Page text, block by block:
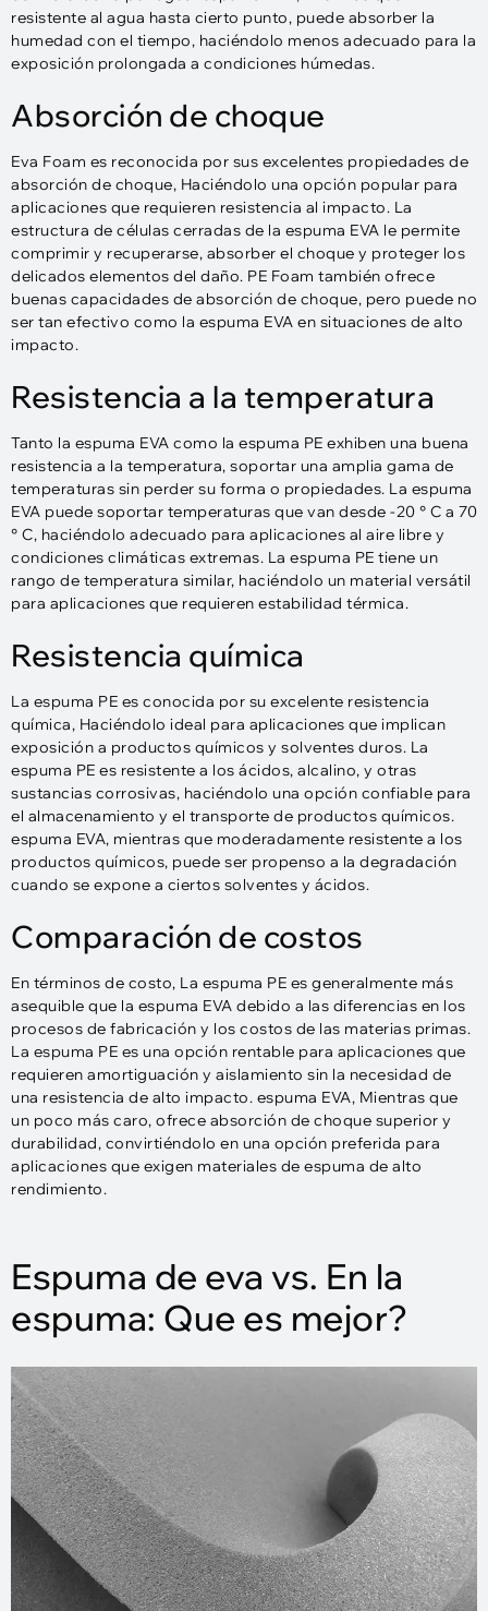
resistente al agua hasta cierto punto, puede absorber la
humedad con el tiempo, haciéndolo menos adecuado para la
exposición prolongada a condiciones húmedas.
Absorción de choque
Eva Foam es reconocida por sus excelentes propiedades de
absorción de choque, Haciéndolo una opción popular para
aplicaciones que requieren resistencia al impacto. La
estructura de células cerradas de la espuma EVA le permite
comprimir y recuperarse, absorber el choque y proteger los
delicados elementos del daño. PE Foam también ofrece
buenas capacidades de absorción de choque, pero puede no
ser tan efectivo como la espuma EVA en situaciones de alto
impacto.
Resistencia a la temperatura
Tanto la espuma EVA como la espuma PE exhiben una buena
resistencia a la temperatura, soportar una amplia gama de
temperaturas sin perder su forma o propiedades. La espuma
EVA puede soportar temperaturas que van desde -20 ° C a 70
° C, haciéndolo adecuado para aplicaciones al aire libre y
condiciones climáticas extremas. La espuma PE tiene un
rango de temperatura similar, haciéndolo un material versátil
para aplicaciones que requieren estabilidad térmica.
Resistencia química
La espuma PE es conocida por su excelente resistencia
química, Haciéndolo ideal para aplicaciones que implican
exposición a productos químicos y solventes duros. La
espuma PE es resistente a los ácidos, alcalino, y otras
sustancias corrosivas, haciéndolo una opción confiable para
el almacenamiento y el transporte de productos químicos.
espuma EVA, mientras que moderadamente resistente a los
productos químicos, puede ser propenso a la degradación
cuando se expone a ciertos solventes y ácidos.
Comparación de costos
En términos de costo, La espuma PE es generalmente más
asequible que la espuma EVA debido a las diferencias en los
procesos de fabricación y los costos de las materias primas.
La espuma PE es una opción rentable para aplicaciones que
requieren amortiguación y aislamiento sin la necesidad de
una resistencia de alto impacto. espuma EVA, Mientras que
un poco más caro, ofrece absorción de choque superior y
durabilidad, convirtiéndolo en una opción preferida para
aplicaciones que exigen materiales de espuma de alto
rendimiento.
Espuma de eva vs. En la
espuma: Que es mejor?